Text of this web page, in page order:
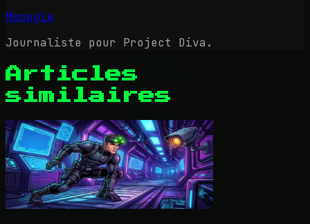
Mooogle
Journaliste pour Project Diva.
Articles
similaires